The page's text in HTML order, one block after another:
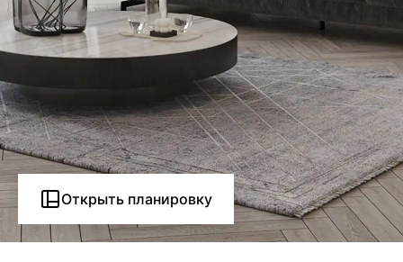
Открыть планировку